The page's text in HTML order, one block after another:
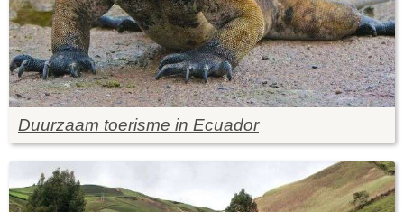
Duurzaam toerisme in Ecuador